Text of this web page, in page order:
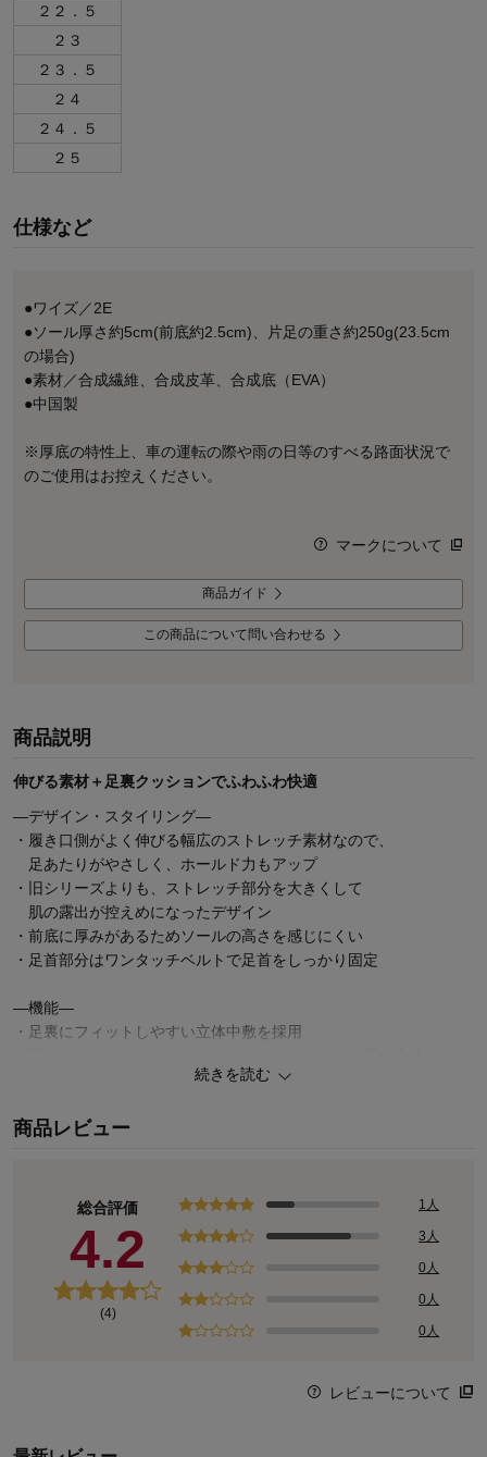
２２．５
２３
２３．５
２４
２４．５
２５
仕様など
●ワイズ／2E
●ソール厚さ約5cm(前底約2.5cm)、片足の重さ約250g(23.5cm
の場合)
●素材／合成繊維、合成皮革、合成底（EVA）
●中国製
※厚底の特性上、車の運転の際や雨の日等のすべる路面状況で
のご使用はお控えください。
マークについて
商品ガイド
この商品について問い合わせる
商品説明
伸びる素材＋足裏クッションでふわふわ快適
―デザイン・スタイリング―
・履き口側がよく伸びる幅広のストレッチ素材なので、
足あたりがやさしく、ホールド力もアップ
・旧シリーズよりも、ストレッチ部分を大きくして
肌の露出が控えめになったデザイン
・前底に厚みがあるためソールの高さを感じにくい
・足首部分はワンタッチベルトで足首をしっかり固定
―機能―
・足裏にフィットしやすい立体中敷を採用
30年以上支持されている 「足にやさしい」と「美しい」 を叶える
と喜んで頂ける履き心地をお届けしています。
続きを読む
商品レビュー
総合評価
4.2
(4)
1人
3人
0人
0人
0人
レビューについて